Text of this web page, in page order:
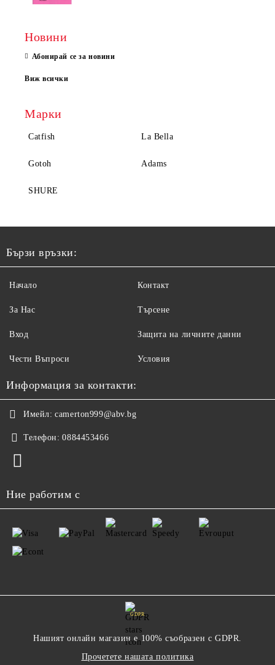
Новини
Абонирай се за новини
Виж всички
Марки
Catfish La Bella
Gotoh Adams
SHURE
Бързи връзки:
Начало
За Нас
Вход
Чести Въпроси
Контакт
Търсене
Защита на личните данни
Условия
Информация за контакти:
Имейл: camerton999@abv.bg
Телефон: 0884453466
Ние работим с
GDPR
Нашият онлайн магазин е 100% съобразен с GDPR.
Прочетете нашата политика